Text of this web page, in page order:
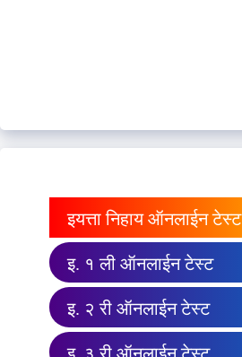
इयत्ता निहाय ऑनलाईन टेस्ट
इ. १ ली ऑनलाईन टेस्ट
इ. २ री ऑनलाईन टेस्ट